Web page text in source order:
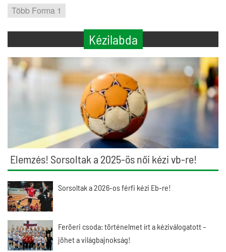
Több Forma 1
Kézilabda
Elemzés! Sorsoltak a 2025-ös női kézi vb-re!
Sorsoltak a 2026-os férfi kézi Eb-re!
Feröeri csoda: történelmet írt a kéziválogatott –
jöhet a világbajnokság!